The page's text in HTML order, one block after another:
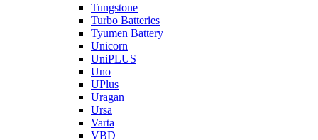
Tungstone
Turbo Batteries
Tyumen Battery
Unicorn
UniPLUS
Uno
UPlus
Uragan
Ursa
Varta
VBD